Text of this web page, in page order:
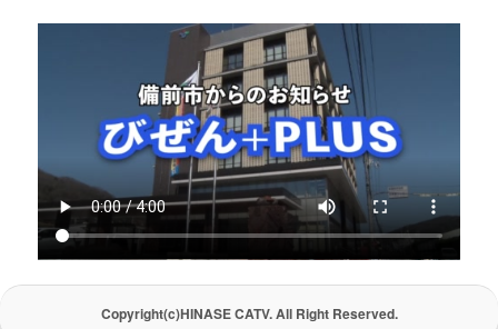
Copyright(c)HINASE CATV. All Right Reserved.